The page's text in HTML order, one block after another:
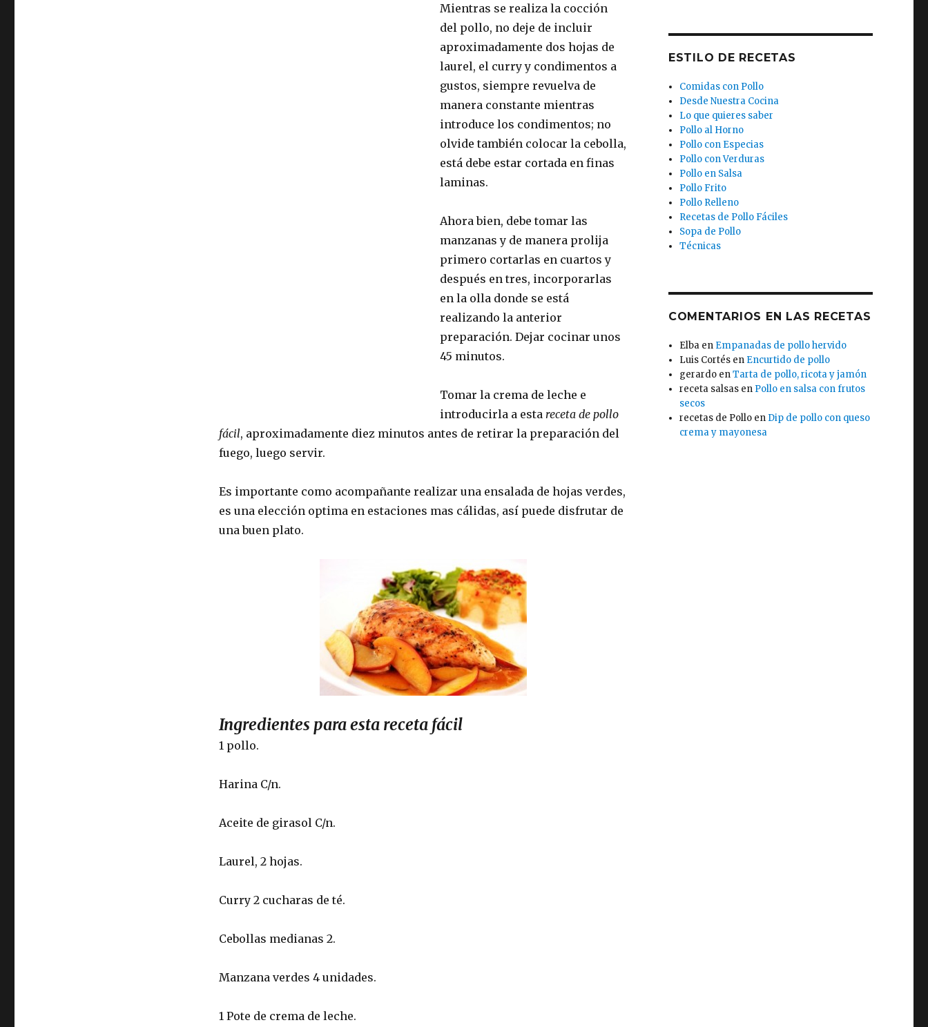
Mientras se realiza la cocción
del pollo, no deje de incluir
aproximadamente dos hojas de
laurel, el curry y condimentos a
gustos, siempre revuelva de
manera constante mientras
introduce los condimentos; no
olvide también colocar la cebolla,
está debe estar cortada en finas
laminas.
Ahora bien, debe tomar las
manzanas y de manera prolija
primero cortarlas en cuartos y
después en tres, incorporarlas
en la olla donde se está
realizando la anterior
preparación. Dejar cocinar unos
45 minutos.
Tomar la crema de leche e
introducirla a esta receta de pollo
fácil, aproximadamente diez minutos antes de retirar la preparación del
fuego, luego servir.
Es importante como acompañante realizar una ensalada de hojas verdes,
es una elección optima en estaciones mas cálidas, así puede disfrutar de
una buen plato.
Ingredientes para esta receta fácil
1 pollo.
Harina C/n.
Aceite de girasol C/n.
Laurel, 2 hojas.
Curry 2 cucharas de té.
Cebollas medianas 2.
Manzana verdes 4 unidades.
1 Pote de crema de leche.
ESTILO DE RECETAS
Comidas con Pollo
Desde Nuestra Cocina
Lo que quieres saber
Pollo al Horno
Pollo con Especias
Pollo con Verduras
Pollo en Salsa
Pollo Frito
Pollo Relleno
Recetas de Pollo Fáciles
Sopa de Pollo
Técnicas
COMENTARIOS EN LAS RECETAS
Elba en Empanadas de pollo hervido
Luis Cortés en Encurtido de pollo
gerardo enTarta de pollo, ricota y jamón
receta salsas en Pollo en salsa con frutos
secos
recetas de Pollo en Dip de pollo con queso
crema y mayonesa